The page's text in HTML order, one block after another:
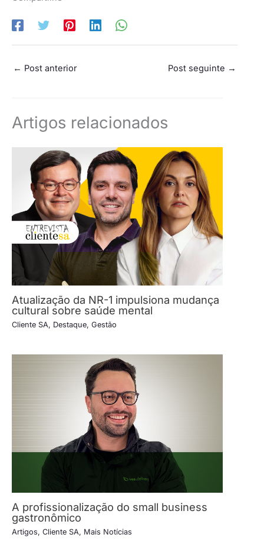
← Post anterior Post seguinte →
Artigos relacionados
Atualização da NR-1 impulsiona mudança
cultural sobre saúde mental
Cliente SA, Destaque, Gestão
A profissionalização do small business
gastronômico
Artigos, Cliente SA, Mais Notícias